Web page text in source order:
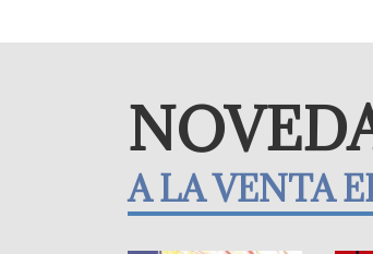
A LA VENTA